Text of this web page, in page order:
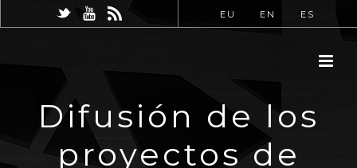
EU EN ES
Difusión de los
proyectos de